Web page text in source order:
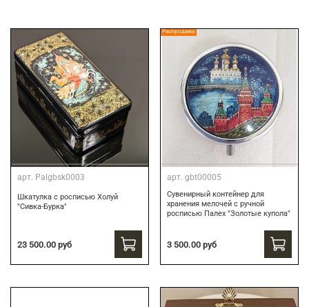
арт. Palgbsk0003
Шкатулка с росписью Холуй
"Сивка-Бурка"
23 500.00 руб
Распродажа
арт. gbt00005
Сувенирный контейнер для
хранения мелочей с ручной
росписью Палех "Золотые купола"
3 500.00 руб